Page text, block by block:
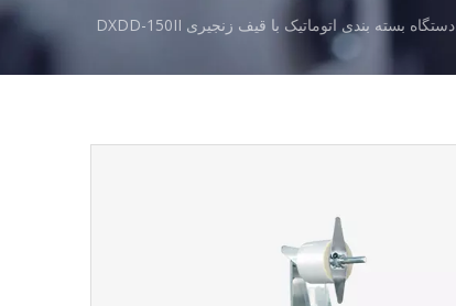
دستگاه بسته بندی اتوماتیک با قیف زنجیری DXDD-150II